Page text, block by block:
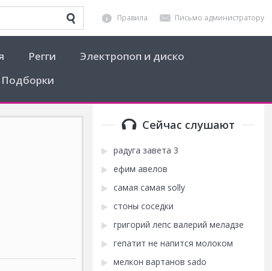
Правила Письмо администратору
Регги
Электропоп и диско
Подборки
Сейчас слушают
радуга завета 3
ефим авелов
самая самая solly
стоны соседки
григорий лепс валерий меладзе
гепатит не напится молоком
мелкон вартанов sado